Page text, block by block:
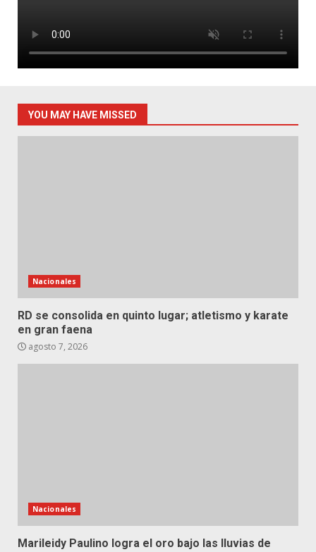
YOU MAY HAVE MISSED
Nacionales
RD se consolida en quinto lugar; atletismo y karate
en gran faena
agosto 7, 2026
Nacionales
Marileidy Paulino logra el oro bajo las lluvias de